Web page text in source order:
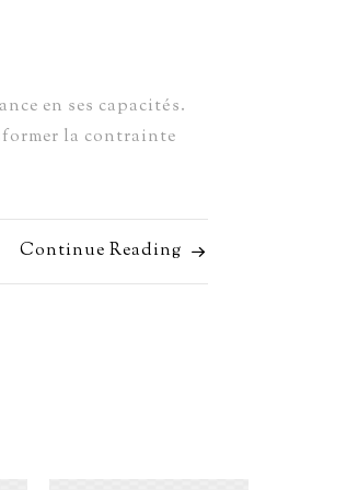
en ses capacités.
la contrainte
Continue Reading